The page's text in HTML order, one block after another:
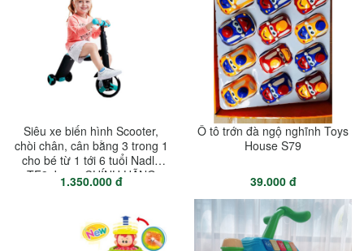
Siêu xe biến hình Scooter,
chòi chân, cân bằng 3 trong 1
cho bé từ 1 tới 6 tuổi Nadle
TF3 Joovy CHÍNH HÃNG
1.350.000 đ
Ô tô trớn đà ngộ nghĩnh Toys
House S79
39.000 đ